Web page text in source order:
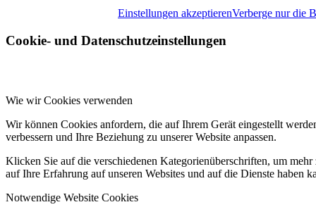
Einstellungen akzeptierenVerberge nur die
Cookie- und Datenschutzeinstellungen
Wie wir Cookies verwenden
Wir können Cookies anfordern, die auf Ihrem Gerät eingestellt
verbessern und Ihre Beziehung zu unserer Website anpassen.
Klicken Sie auf die verschiedenen Kategorienüberschriften, um
auf Ihre Erfahrung auf unseren Websites und auf die Dienste haben
Notwendige Website Cookies